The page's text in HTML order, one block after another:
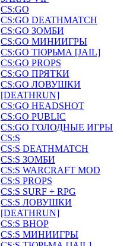
CS:GO
CS:GO DEATHMATCH
CS:GO ЗОМБИ
CS:GO МИНИИГРЫ
CS:GO ТЮРЬМА [JAIL]
CS:GO PROPS
CS:GO ПРЯТКИ
CS:GO ЛОВУШКИ
[DEATHRUN]
CS:GO HEADSHOT
CS:GO PUBLIC
CS:GO ГОЛОДНЫЕ ИГРЫ
CS:S
CS:S DEATHMATCH
CS:S ЗОМБИ
CS:S WARCRAFT MOD
CS:S PROPS
CS:S SURF + RPG
CS:S ЛОВУШКИ
[DEATHRUN]
CS:S BHOP
CS:S МИНИИГРЫ